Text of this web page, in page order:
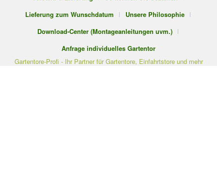
Lieferung zum Wunschdatum
Unsere Philosophie
Download-Center (Montageanleitungen uvm.)
Anfrage individuelles Gartentor
Gartentore-Profi - Ihr Partner für Gartentore, Einfahrtstore und mehr